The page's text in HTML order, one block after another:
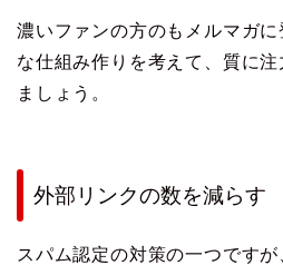
濃いファンの方のもメルマガに
な仕組み作りを考えて、質に
ましょう。
外部リンクの数を減らす
スパム認定の対策の一つです